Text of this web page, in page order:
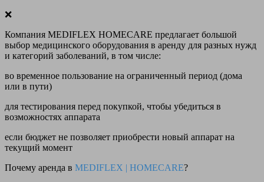
❌
Компания MEDIFLEX HOMECARE предлагает большой
выбор медицинского оборудования в аренду для разных нужд
и категорий заболеваний, в том числе:
во временное пользование на ограниченный период (дома
или в пути)
для тестирования перед покупкой, чтобы убедиться в
возможностях аппарата
если бюджет не позволяет приобрести новый аппарат на
текущий момент
Почему аренда в MEDIFLEX | HOMECARE?